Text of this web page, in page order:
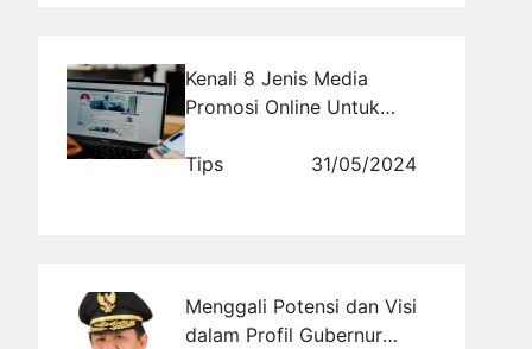
Kenali 8 Jenis Media
Promosi Online Untuk
Anda
Tips 31/05/2024
Menggali Potensi dan Visi
dalam Profil Gubernur